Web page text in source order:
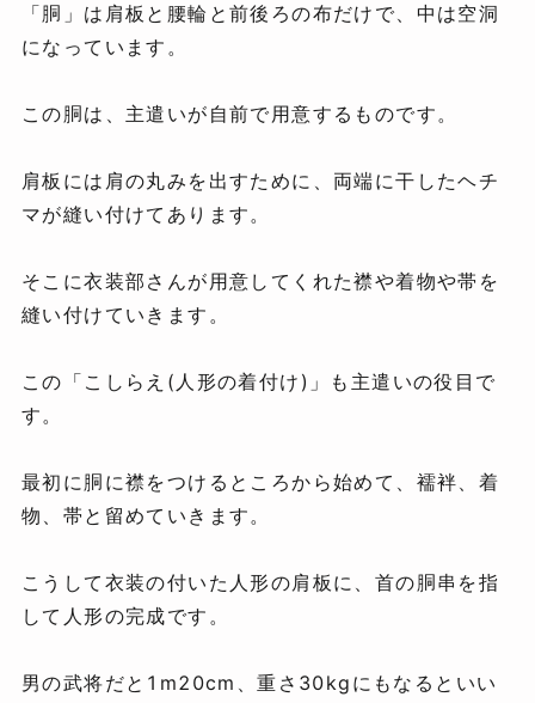
「胴」は肩板と腰輪と前後ろの布だけで、中は空洞
になっています。
この胴は、主遣いが自前で用意するものです。
肩板には肩の丸みを出すために、両端に干したヘチ
マが縫い付けてあります。
そこに衣装部さんが用意してくれた襟や着物や帯を
縫い付けていきます。
この「こしらえ(人形の着付け)」も主遣いの役目で
す。
最初に胴に襟をつけるところから始めて、襦袢、着
物、帯と留めていきます。
こうして衣装の付いた人形の肩板に、首の胴串を指
して人形の完成です。
男の武将だと1m20cm、重さ30kgにもなるといい